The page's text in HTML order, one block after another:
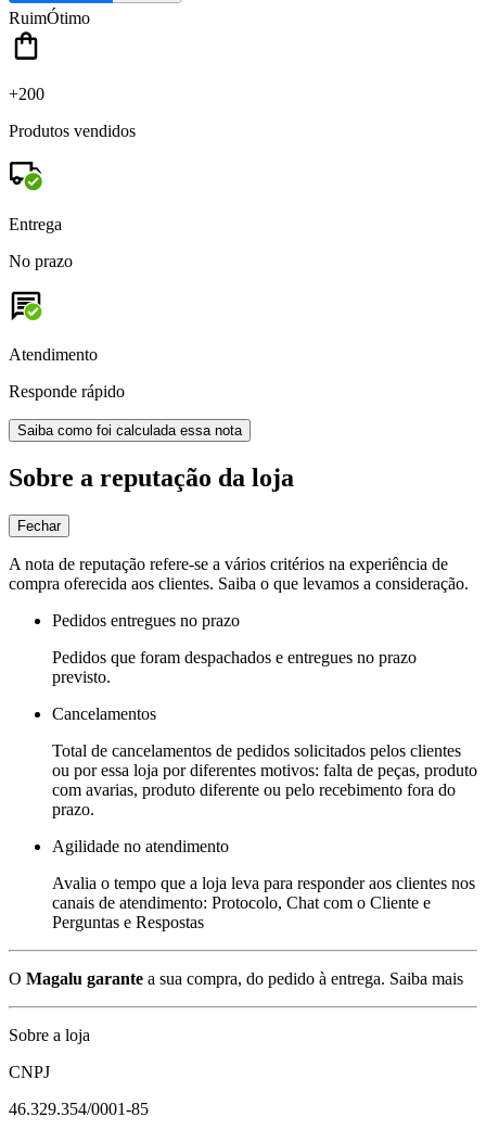
RuimÓtimo
+200
Produtos vendidos
Entrega
No prazo
Atendimento
Responde rápido
Saiba como foi calculada essa nota
Sobre a reputação da loja
Fechar
A nota de reputação refere-se a vários critérios na experiência de
compra oferecida aos clientes. Saiba o que levamos a consideração.
Pedidos entregues no prazo
Pedidos que foram despachados e entregues no prazo
previsto.
Cancelamentos
Total de cancelamentos de pedidos solicitados pelos clientes
ou por essa loja por diferentes motivos: falta de peças, produto
com avarias, produto diferente ou pelo recebimento fora do
prazo.
Agilidade no atendimento
Avalia o tempo que a loja leva para responder aos clientes nos
canais de atendimento: Protocolo, Chat com o Cliente e
Perguntas e Respostas
O Magalu garante a sua compra, do pedido à entrega. Saiba mais
Sobre a loja
CNPJ
46.329.354/0001-85